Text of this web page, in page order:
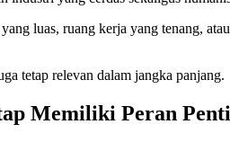
luas, ruang kerja yang tenang,
tetap relevan dalam jangka panjang.
Memiliki Peran